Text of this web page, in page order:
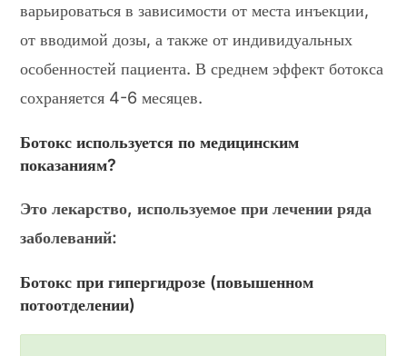
варьироваться в зависимости от места инъекции,
от вводимой дозы, а также от индивидуальных
особенностей пациента. В среднем эффект ботокса
сохраняется 4-6 месяцев.
Ботокс используется по медицинским
показаниям?
Это лекарство, используемое при лечении ряда
заболеваний:
Ботокс при гипергидрозе (повышенном
потоотделении)